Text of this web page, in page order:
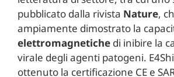
pubblicato dalla rivista Nature,
ampiamente dimostrato la
elettromagnetichedi inibire la
virale degli agenti patogeni.
ottenuto la certificazione CE e